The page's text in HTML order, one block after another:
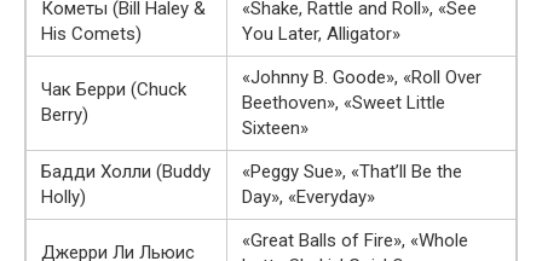
Кометы (Bill Haley &
His Comets)
«Shake, Rattle and Roll», «See
You Later, Alligator»
Чак Берри (Chuck
Berry)
«Johnny B. Goode», «Roll Over
Beethoven», «Sweet Little
Sixteen»
Бадди Холли (Buddy
Holly)
«Peggy Sue», «That’ll Be the
Day», «Everyday»
Джерри Ли Льюис
«Great Balls of Fire», «Whole